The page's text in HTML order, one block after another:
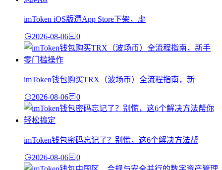
imToken iOS版遭App Store下架，虚
2026-08-06 0
imToken钱包购买TRX（波场币）全流程指南，新
2026-08-06 0
imToken钱包密码忘记了？别慌，这6个解决方法帮
2026-08-06 0